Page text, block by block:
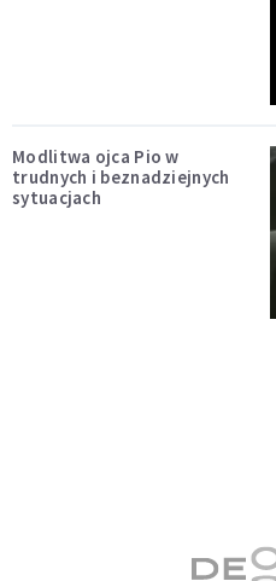
Modlitwa ojca Pio w
trudnych i beznadziejnych
sytuacjach